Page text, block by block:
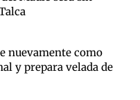
nuevamente como
y prepara velada de